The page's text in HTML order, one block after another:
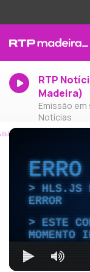
RTP
Madeira)
Emissão
Notícias
HLS.JS
ERROR
ESTE
MOMENTO